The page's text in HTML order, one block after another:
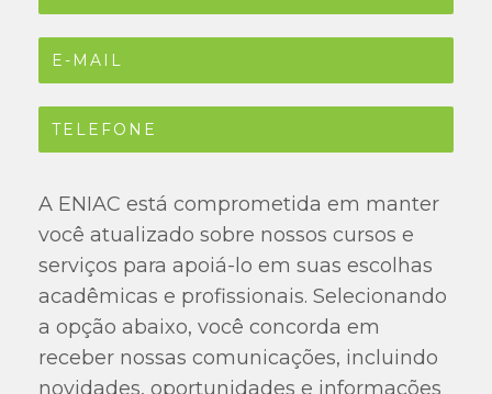
A ENIAC está comprometida em manter
você atualizado sobre nossos cursos e
serviços para apoiá-lo em suas escolhas
acadêmicas e profissionais. Selecionando
a opção abaixo, você concorda em
receber nossas comunicações, incluindo
novidades, oportunidades e informações